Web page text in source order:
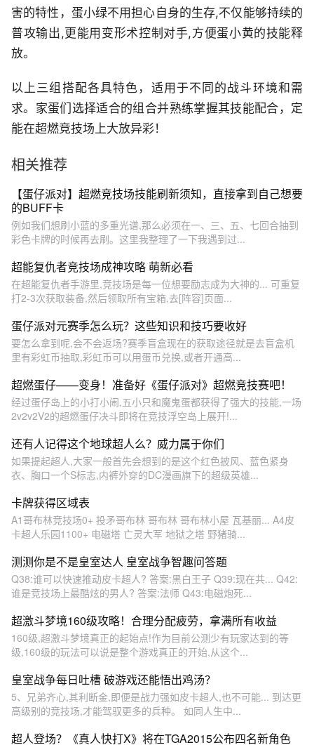
害的特性，蛋小绿不用担心自身的生存,不仅能够持续的
普攻输出,更能用变形术控制对手,方便蛋小黄的技能释
放。
以上三组搭配各具特色，适用于不同的战斗环境和需
求。家蛋们选择适合的组合并熟练掌握其技能配合，定
能在超燃竞技场上大放异彩！
相关推荐
【蛋仔派对】超燃竞技场技能刷新须知，直接拿到自己想要
的BUFF卡
例如我们想刷小蓝的多重光谱,那么必须在一、三、五、七回合抽到
彩色卡牌的时候再去刷。这里我整理了一下我遇到过...
超能复仇者竞技场成神攻略 萌新必看
在超能复仇者手游里,竞技场是每一位想要励志成为大神的... 可重复
打2-3次获取装备,然后领取所有宝箱,去[阵容]页面...
蛋仔派对元赛季怎么玩？这些知识和技巧要收好
要怎么拿到呢,会不会返场?赛季盲盒现在的获取途径就是去盲盒机
里有彩虹币抽取,彩虹币可以用蛋币兑换,或者开通高...
超燃蛋仔——变身！准备好《蛋仔派对》超燃竞技赛吧！
经过蛋仔岛上的小打小闹,五小只和魔鬼蛋都获得了强大的技能,一场
2v2v2V2的超燃蛋仔决斗即将在竞技浮空岛上展开!...
还有人记得这个地球超人么？威力属于你们
如果提起超人,大家一般首先会想到的是这个红色披风、蓝色紧身
衣、胸口一个S标志,内裤外穿的DC漫画旗下的超级英雄...
卡牌获得区域表
A1哥布林竞技场0+ 投矛哥布林 哥布林 哥布林小屋 瓦基丽... A4皮
卡超人乐园1100+ 电磁塔 亡灵大军 地狱之塔 野猪骑...
测测你是不是皇室达人 皇室战争智趣问答题
Q38:谁可以快速推动皮卡超人? 答案:黑白王子 Q39:现在共... Q42:
谁是竞技场上最酷炫的男人? 答案:法师 Q43:电磁炮死...
超激斗梦境160级攻略！合理分配疲劳，拿满所有收益
160级,超激斗梦境真正的起始点!作为目前公测少有玩家达到的等
级,160级的玩法可以说是整个游戏真正的开始,从这个...
皇室战争每日吐槽 破游戏还能悟出鸡汤？
5、兄弟齐心,其利断金,即便是战力强如皮卡超人,也不可能... 到达更
高级别的竞技场,才能驾驭更多的兵种。 如同人生中...
超人登场？《真人快打X》将在TGA2015公布四名新角色